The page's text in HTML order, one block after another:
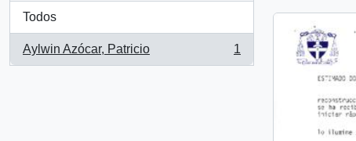
Todos
Aylwin Azócar, Patricio
, 1 resultados
1